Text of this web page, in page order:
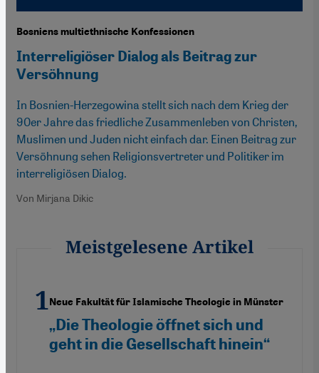
Bosniens multiethnische Konfessionen
Interreligiöser Dialog als Beitrag zur
Versöhnung
In Bosnien-Herzegowina stellt sich nach dem Krieg der
90er Jahre das friedliche Zusammenleben von Christen,
Muslimen und Juden nicht einfach dar. Einen Beitrag zur
Versöhnung sehen Religionsvertreter und Politiker im
interreligiösen Dialog.
Von Mirjana Dikic
Meistgelesene Artikel
Neue Fakultät für Islamische Theologie in Münster
„Die Theologie öffnet sich und
geht in die Gesellschaft hinein“